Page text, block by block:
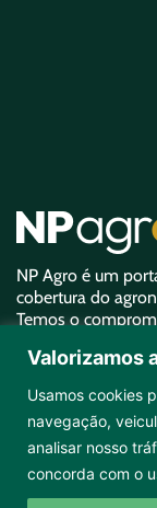
Valorizamos
Usamos cookies
navegação,
analisar nosso
concorda com o
NP Agro é um
cobertura do
Temos o
equivalente à sua
Copyright ©2026